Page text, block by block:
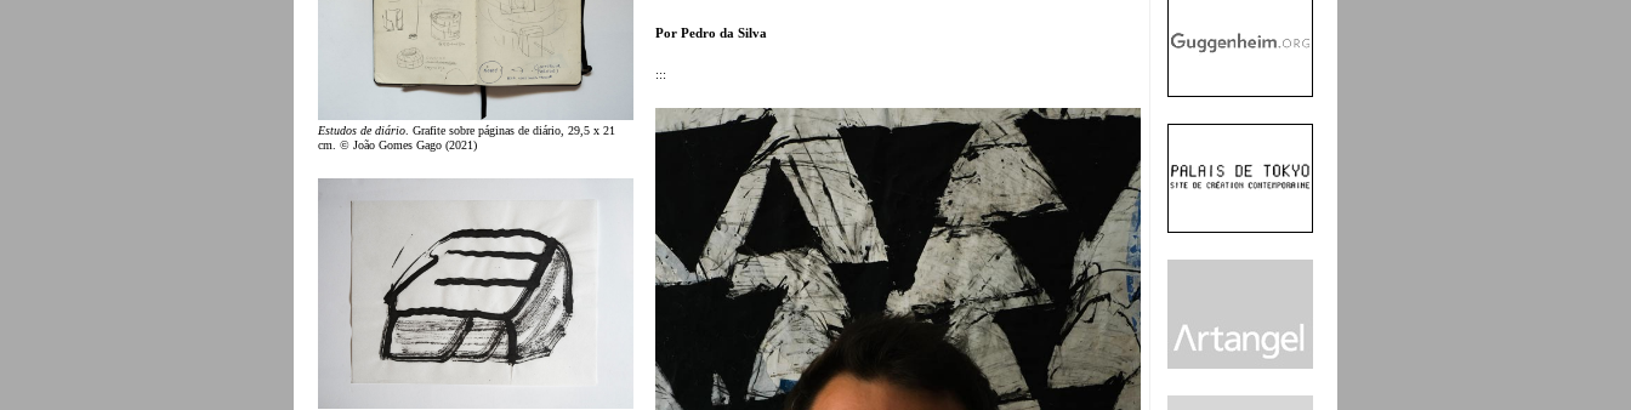
Estudos de diário . Grafite sobre páginas de diário, 29,5 x 21
cm. © João Gomes Gago (2021)
Por Pedro da Silva
:::